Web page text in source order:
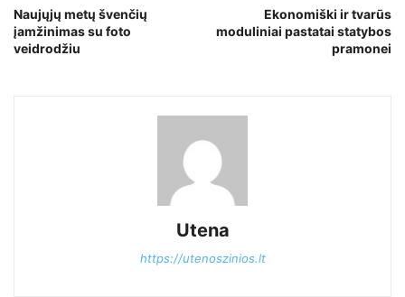
Naujųjų metų švenčių
įamžinimas su foto
veidrodžiu
Ekonomiški ir tvarūs
moduliniai pastatai statybos
pramonei
Utena
https://utenoszinios.lt